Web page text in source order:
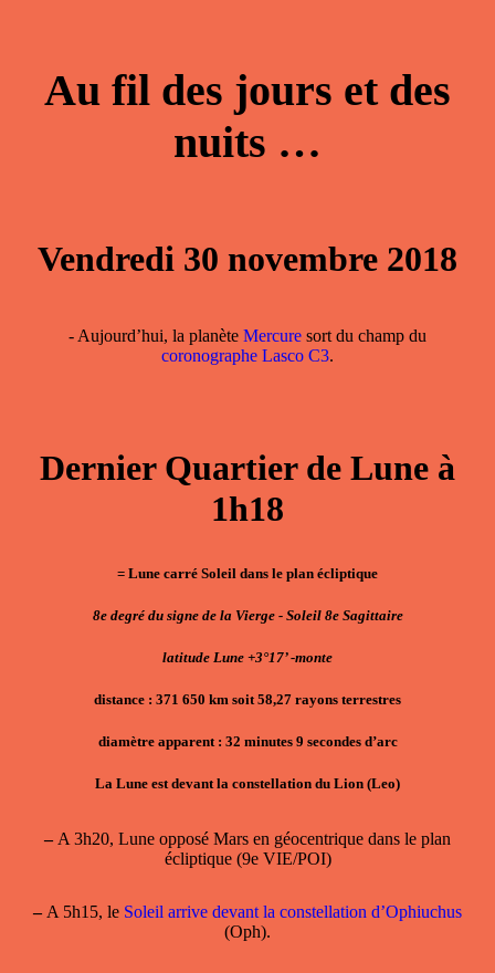
Au fil des jours et des
nuits …
Vendredi 30 novembre 2018
- Aujourd’hui, la planète Mercure sort du champ du
coronographe Lasco C3.
Dernier Quartier de Lune à
1h18
= Lune carré Soleil dans le plan écliptique
8e degré du signe de la Vierge - Soleil 8e Sagittaire
latitude Lune +3°17’ -monte
distance : 371 650 km soit 58,27 rayons terrestres
diamètre apparent : 32 minutes 9 secondes d’arc
La Lune est devant la constellation du Lion (Leo)
–A 3h20, Lune opposé Mars en géocentrique dans le plan
écliptique (9e VIE/POI)
–A 5h15, le Soleil arrive devant la constellation d’Ophiuchus
(Oph).